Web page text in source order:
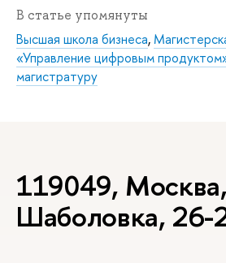
В статье упомянуты
Высшая школа бизнеса,
«Управление цифровым
магистратуру
119049,
Шаболовка, 26-